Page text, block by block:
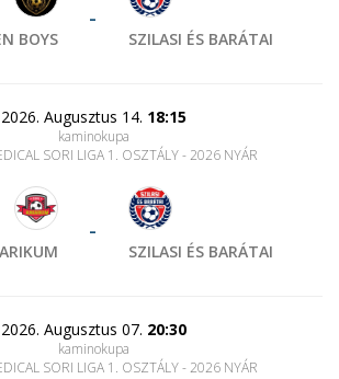
BOYS
-
SZILASI ÉS BARÁTAI
2026. Augusztus 14. 18:15
kaminokupa
SORI LIGA 1. OSZTÁLY - 2026 NYÁR
-
SZILASI ÉS BARÁTAI
2026. Augusztus 07. 20:30
kaminokupa
SORI LIGA 1. OSZTÁLY - 2026 NYÁR